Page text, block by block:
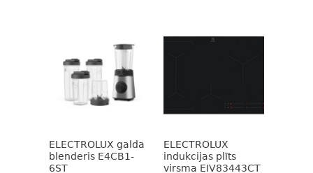
ELECTROLUX galda
blenderis E4CB1-
6ST
ELECTROLUX
indukcijas plīts
virsma EIV83443CT